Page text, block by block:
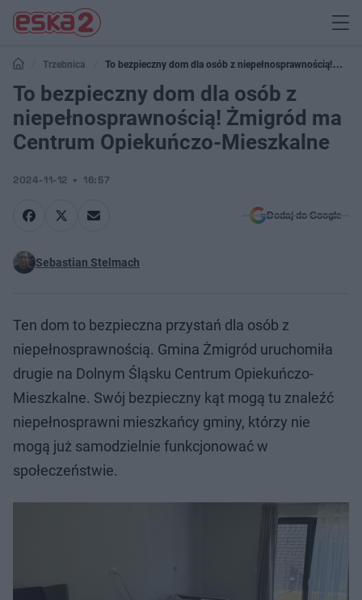
Trzebnica
To bezpieczny dom dla osób z niepełnosprawnością!
Żmigród ma Centrum Opiekuńczo-Mieszkalne
To bezpieczny dom dla osób z
niepełnosprawnością! Żmigród ma
Centrum Opiekuńczo-Mieszkalne
2024-11-12 16:57
Dodaj do Google
Sebastian Stelmach
Ten dom to bezpieczna przystań dla osób z
niepełnosprawnością. Gmina Żmigród uruchomiła
drugie na Dolnym Śląsku Centrum Opiekuńczo-
Mieszkalne. Swój bezpieczny kąt mogą tu znaleźć
niepełnosprawni mieszkańcy gminy, którzy nie
mogą już samodzielnie funkcjonować w
społeczeństwie.